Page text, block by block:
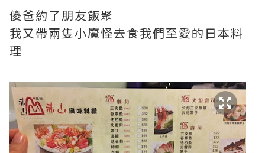
儍爸約了朋友飯聚
我又帶兩隻小魔怪去食我們至愛的日本料
理